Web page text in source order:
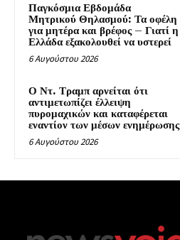
Παγκόσμια Εβδομάδα
Μητρικού Θηλασμού: Τα οφέλη
για μητέρα και βρέφος – Γιατί η
Ελλάδα εξακολουθεί να υστερεί
6 Αυγούστου 2026
Ο Ντ. Τραμπ αρνείται ότι
αντιμετωπίζει έλλειψη
πυρομαχικών και καταφέρεται
εναντίον των μέσων ενημέρωσης
6 Αυγούστου 2026